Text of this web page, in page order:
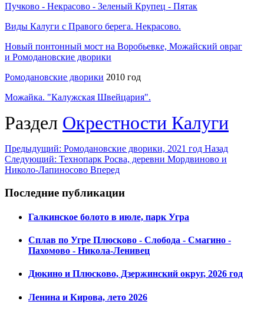
Пучково - Некрасово - Зеленый Крупец - Пятак
Виды Калуги с Правого берега. Некрасово.
Новый понтонный мост на Воробьевке, Можайский овраг
и Ромодановские дворики
Ромодановские дворики 2010 год
Можайка. "Калужская Швейцария".
Раздел Окрестности Калуги
Предыдущий: Ромодановские дворики, 2021 год Назад
Следующий: Технопарк Росва, деревни Мордвиново и
Николо-Лапиносово Вперед
Последние публикации
Галкинское болото в июле, парк Угра
Сплав по Угре Плюсково - Слобода - Смагино -
Пахомово - Никола-Ленивец
Дюкино и Плюсково, Дзержинский округ, 2026 год
Ленина и Кирова, лето 2026